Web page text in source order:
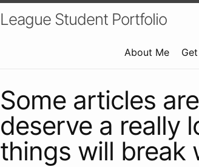
League Student Portfolio
About Me
Some articles
deserve a really
things will break